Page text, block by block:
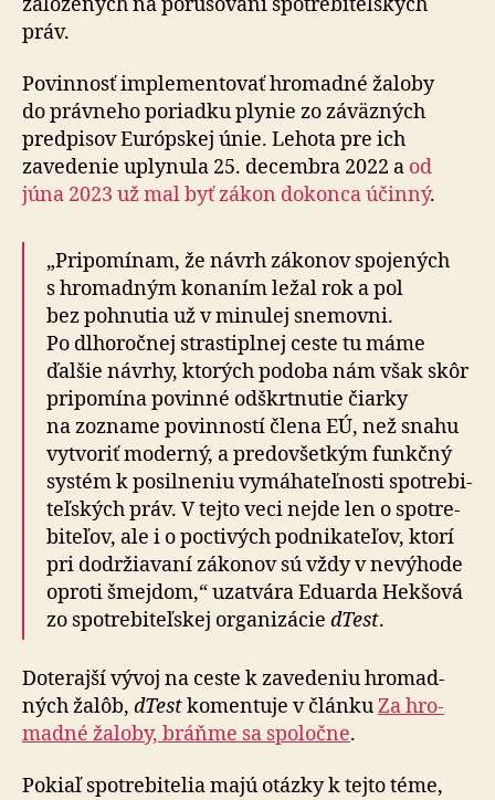
práv.
Povinnosť implementovať hromadné žaloby
do práv­neho po­riad­ku plynie zo zá­väz­ných
pred­pisov Európskej únie. Lehota pre ich
zavedenie uply­nula 25. de­cem­bra 2022 a od
júna 2023 už mal byť zákon do­konca účinný.
„Pripomínam, že návrh zákonov spojených
s hro­mad­ným ko­na­ním ležal rok a pol
bez pohnutia už v mi­nu­lej sne­movni.
Po dlho­ročnej strasti­plnej ceste tu máme
ďalšie návrhy, ktorých podoba nám však skôr
pri­po­mína povinné odškrtnutie čiarky
na zozname po­vin­ností člena EÚ, než snahu
vytvoriť mo­derný, a predo­všetkým funkčný
systém k po­sil­neniu vy­má­ha­teľ­nosti spotre­bi­
teľ­ských práv. V tejto veci nejde len o spotre­
bi­teľov, ale i o poc­ti­vých pod­ni­ka­te­ľov, ktorí
pri dodr­žia­vaní zá­ko­nov sú vždy v ne­vý­hode
oproti šmejdom,“ uzatvára Eduarda Hekšová
zo spotre­bi­teľ­skej orga­ni­zácie dTest.
Doterajší vývoj na ceste k za­ve­de­niu hro­mad­
ných žalôb, dTestko­men­tuje v článkuZa hro­
mad­né ža­lo­by, bráňme sa spo­loč­ne.
Pokiaľ spotrebitelia majú otázky k tejto téme,